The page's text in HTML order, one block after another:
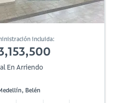
incluida:
En Arriendo
Belén